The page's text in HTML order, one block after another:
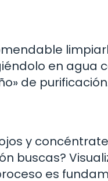
en agua
de
y
buscas?
es